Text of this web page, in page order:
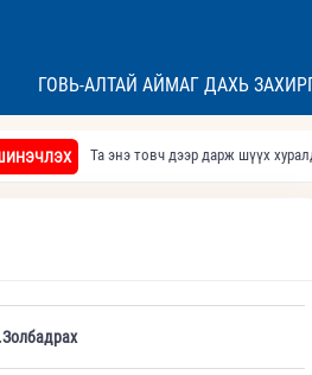
ГОВЬ-АЛТАЙ АЙМАГ ДАХЬ
Та энэ товч дээр дарж шүүх